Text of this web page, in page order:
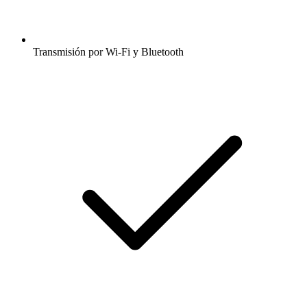
Transmisión por Wi-Fi y Bluetooth